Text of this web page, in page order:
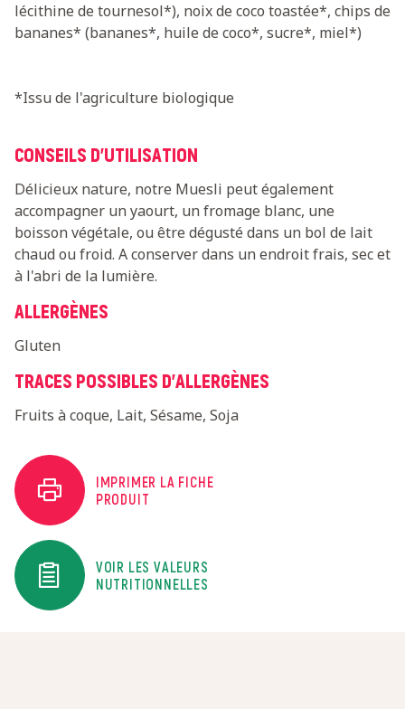
lécithine de tournesol*), noix de coco toastée*, chips de
bananes* (bananes*, huile de coco*, sucre*, miel*)
*Issu de l'agriculture biologique
CONSEILS D'UTILISATION
Délicieux nature, notre Muesli peut également
accompagner un yaourt, un fromage blanc, une
boisson végétale, ou être dégusté dans un bol de lait
chaud ou froid. A conserver dans un endroit frais, sec et
à l'abri de la lumière.
ALLERGÈNES
Gluten
TRACES POSSIBLES D'ALLERGÈNES
Fruits à coque, Lait, Sésame, Soja
IMPRIMER LA FICHE
PRODUIT
VOIR LES VALEURS
NUTRITIONNELLES